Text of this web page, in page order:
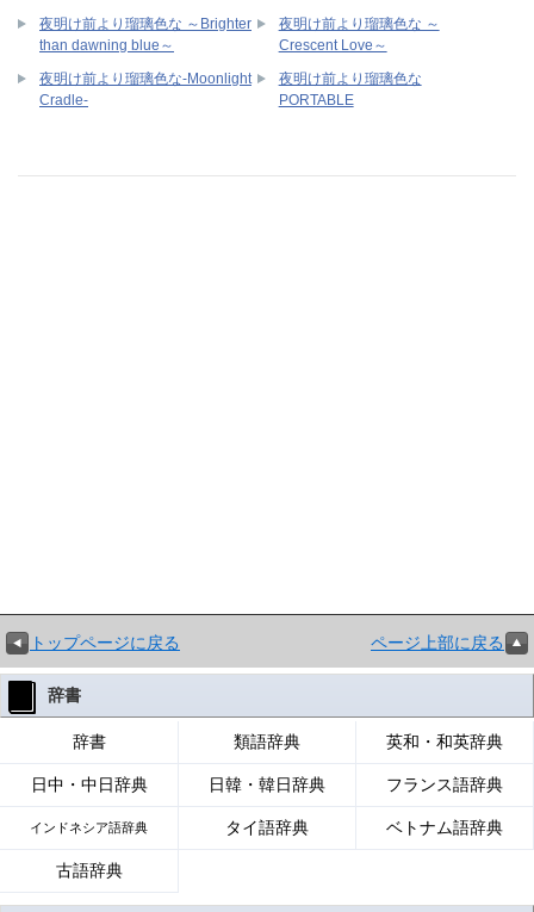
夜明け前より瑠璃色な ～Brighter
than dawning blue～
夜明け前より瑠璃色な ～
Crescent Love～
夜明け前より瑠璃色な-Moonlight
Cradle-
夜明け前より瑠璃色な
PORTABLE
トップページに戻る ページ上部に戻る
辞書
辞書 類語辞典 英和・和英辞典
日中・中日辞典 日韓・韓日辞典 フランス語辞典
インドネシア語辞典 タイ語辞典 ベトナム語辞典
古語辞典